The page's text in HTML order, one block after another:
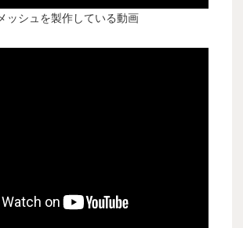
メッシュを製作している動画